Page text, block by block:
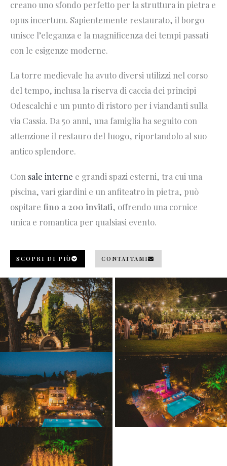
creano uno sfondo perfetto per la struttura in pietra e
opus incertum. Sapientemente restaurato, il borgo
unisce l’eleganza e la magnificenza dei tempi passati
con le esigenze moderne.
La torre medievale ha avuto diversi utilizzi nel corso
del tempo, inclusa la riserva di caccia dei principi
Odescalchi e un punto di ristoro per i viandanti sulla
via Cassia. Da 50 anni, una famiglia ha seguito con
attenzione il restauro del luogo, riportandolo al suo
antico splendore.
Con sale interne e grandi spazi esterni, tra cui una
piscina, vari giardini e un anfiteatro in pietra, può
ospitare fino a 200 invitati, offrendo una cornice
unica e romantica per qualsiasi evento.
SCOPRI DI PIÙ CONTATTAMI